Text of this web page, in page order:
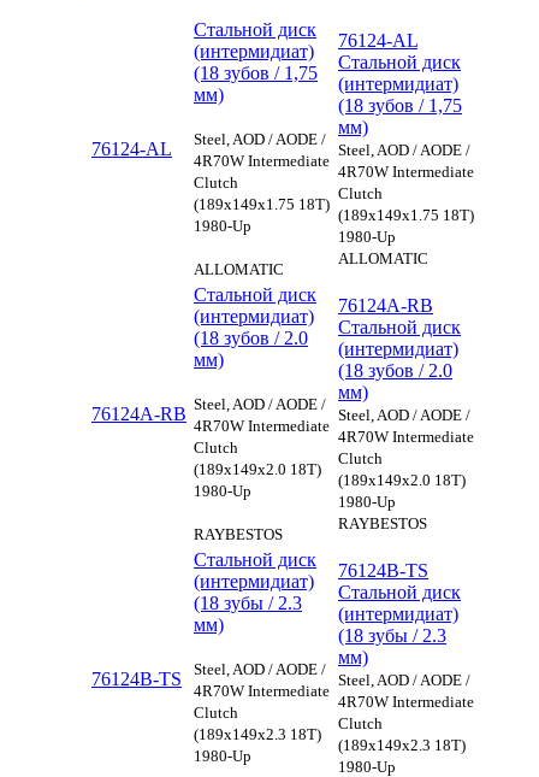
76124-AL
Стальной диск
(интермидиат)
(18 зубов / 1,75
мм)
Steel, AOD / AODE /
4R70W Intermediate
Clutch
(189x149x1.75 18T)
1980-Up
ALLOMATIC
76124-AL
Стальной диск
(интермидиат)
(18 зубов / 1,75
мм)
Steel, AOD / AODE /
4R70W Intermediate
Clutch
(189x149x1.75 18T)
1980-Up
ALLOMATIC
76124A-RB
Стальной диск
(интермидиат)
(18 зубов / 2.0
мм)
Steel, AOD / AODE /
4R70W Intermediate
Clutch
(189x149x2.0 18T)
1980-Up
RAYBESTOS
76124A-RB
Стальной диск
(интермидиат)
(18 зубов / 2.0
мм)
Steel, AOD / AODE /
4R70W Intermediate
Clutch
(189x149x2.0 18T)
1980-Up
RAYBESTOS
76124B-TS
Стальной диск
(интермидиат)
(18 зубы / 2.3
мм)
Steel, AOD / AODE /
4R70W Intermediate
Clutch
(189x149x2.3 18T)
1980-Up
76124B-TS
Стальной диск
(интермидиат)
(18 зубы / 2.3
мм)
Steel, AOD / AODE /
4R70W Intermediate
Clutch
(189x149x2.3 18T)
1980-Up